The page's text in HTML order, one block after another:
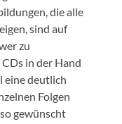
die alle
sind auf
zu
in der Hand
eine deutlich
Folgen
gewünscht